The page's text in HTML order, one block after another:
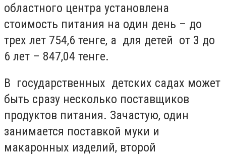
областного центра установлена
стоимость питания на один день – до
трех лет 754,6 тенге, а для детей от 3 до
6 лет – 847,04 тенге.
В государственных детских садах может
быть сразу несколько поставщиков
продуктов питания. Зачастую, один
занимается поставкой муки и
макаронных изделий, второй